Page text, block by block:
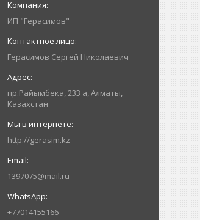
ИП "Герасимов"
Герасимов Сергей Николаевич
пр.Райымбека, 233 а, Алматы,
Казахстан
http://gerasim.kz
1397075@mail.ru
+77014155166